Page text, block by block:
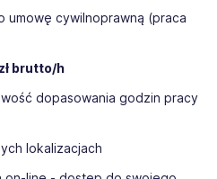
umowę cywilnoprawną (praca
brutto/h
dopasowania godzin pracy
lokalizacjach